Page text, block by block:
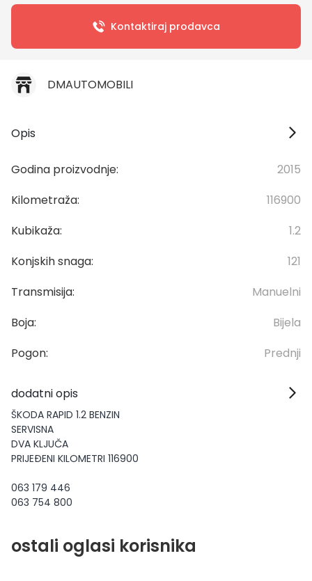
Kontaktiraj prodavca
DMAUTOMOBILI
Opis
Godina proizvodnje:
2015
Kilometraža:
116900
Kubikaža:
1.2
Konjskih snaga:
121
Transmisija:
Manuelni
Boja:
Bijela
Pogon:
Prednji
dodatni opis
ŠKODA RAPID 1.2 BENZIN
SERVISNA
DVA KLJUČA
PRIJEĐENI KILOMETRI 116900
063 179 446
063 754 800
ostali oglasi korisnika